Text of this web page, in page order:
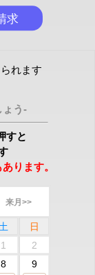
れます
ょう-
すと
ります。
来月>>
土
日
1
2
8 9